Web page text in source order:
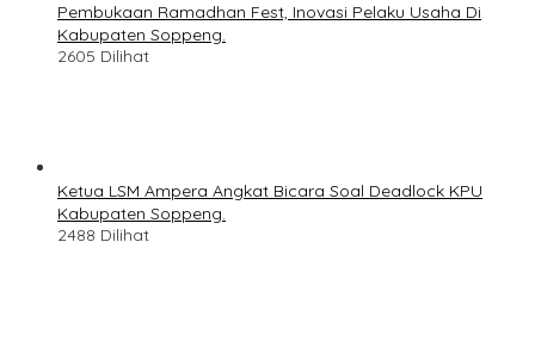
Pembukaan Ramadhan Fest, Inovasi Pelaku Usaha Di
Kabupaten Soppeng.
2605 Dilihat
Ketua LSM Ampera Angkat Bicara Soal Deadlock KPU
Kabupaten Soppeng.
2488 Dilihat